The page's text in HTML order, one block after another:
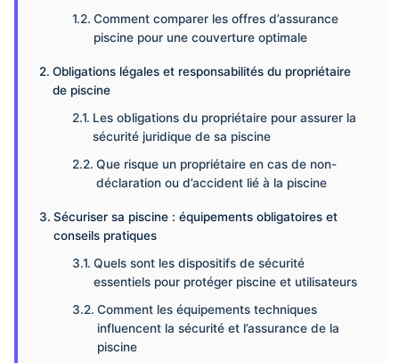
Comment comparer les offres d’assurance
piscine pour une couverture optimale
Obligations légales et responsabilités du propriétaire
de piscine
Les obligations du propriétaire pour assurer la
sécurité juridique de sa piscine
Que risque un propriétaire en cas de non-
déclaration ou d’accident lié à la piscine
Sécuriser sa piscine : équipements obligatoires et
conseils pratiques
Quels sont les dispositifs de sécurité
essentiels pour protéger piscine et utilisateurs
Comment les équipements techniques
influencent la sécurité et l’assurance de la
piscine